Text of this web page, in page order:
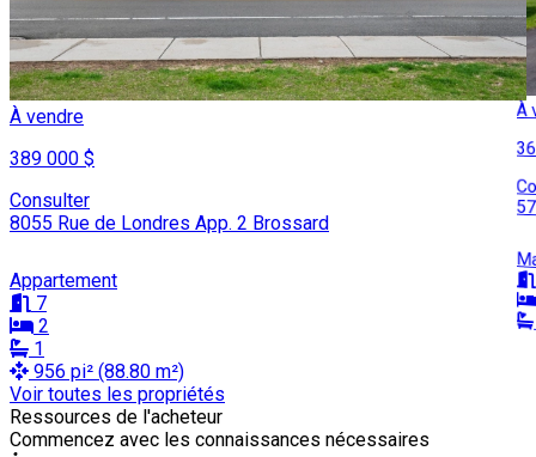
À vendre
389 000 $
Consulter
8055 Rue de Londres App. 2 Brossard
Appartement
7
2
1
956 pi² (88.80 m²)
À
Voir toutes les propriétés
Ressources de l'acheteur
Commencez avec les connaissances nécessaires